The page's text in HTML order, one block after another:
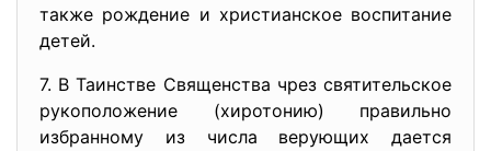
также рождение и христианское воспитание
детей.
7. В Таинстве Священства чрез святительское
рукоположение (хиротoнию) правильно
избранному из числа верующих дается